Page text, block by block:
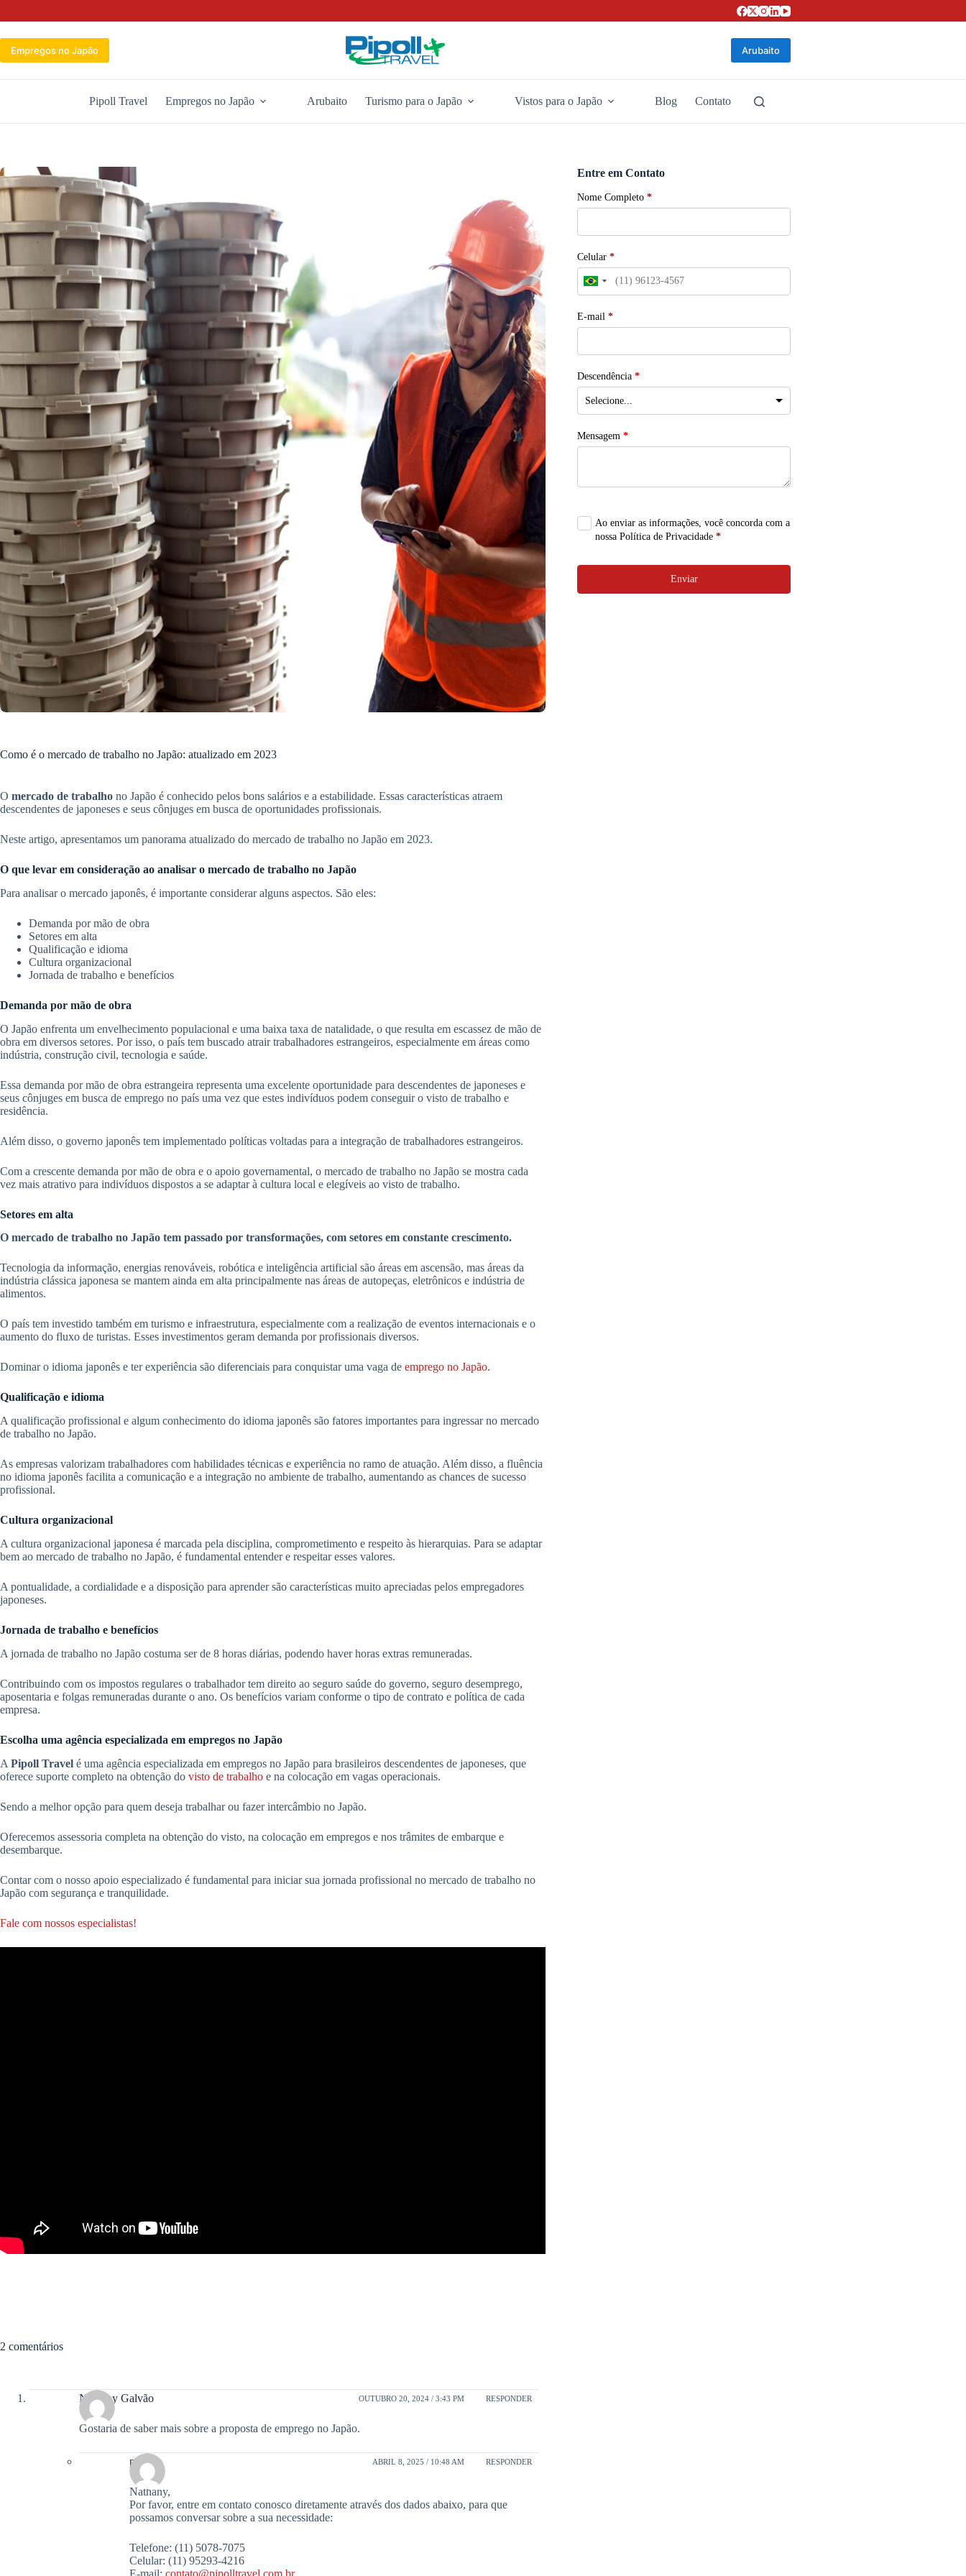
conteúdo
Empregos no Japão Arubaito
Pipoll Travel Empregos no Japão Arubaito Turismo para o Japão Vistos para o Japão Blog Contato
Como é o mercado de trabalho no Japão: atualizado em 2023
O mercado de trabalho no Japão é conhecido pelos bons salários e a estabilidade. Essas características atraem
descendentes de japoneses e seus cônjuges em busca de oportunidades profissionais.
Neste artigo, apresentamos um panorama atualizado do mercado de trabalho no Japão em 2023.
O que levar em consideração ao analisar o mercado de trabalho no Japão
Para analisar o mercado japonês, é importante considerar alguns aspectos. São eles:
Demanda por mão de obra
Setores em alta
Qualificação e idioma
Cultura organizacional
Jornada de trabalho e benefícios
Demanda por mão de obra
O Japão enfrenta um envelhecimento populacional e uma baixa taxa de natalidade, o que resulta em escassez de mão de
obra em diversos setores. Por isso, o país tem buscado atrair trabalhadores estrangeiros, especialmente em áreas como
indústria, construção civil, tecnologia e saúde.
Essa demanda por mão de obra estrangeira representa uma excelente oportunidade para descendentes de japoneses e
seus cônjuges em busca de emprego no país uma vez que estes indivíduos podem conseguir o visto de trabalho e
residência.
Além disso, o governo japonês tem implementado políticas voltadas para a integração de trabalhadores estrangeiros.
Com a crescente demanda por mão de obra e o apoio governamental, o mercado de trabalho no Japão se mostra cada
vez mais atrativo para indivíduos dispostos a se adaptar à cultura local e elegíveis ao visto de trabalho.
Setores em alta
O mercado de trabalho no Japão tem passado por transformações, com setores em constante crescimento.
Tecnologia da informação, energias renováveis, robótica e inteligência artificial são áreas em ascensão, mas áreas da
indústria clássica japonesa se mantem ainda em alta principalmente nas áreas de autopeças, eletrônicos e indústria de
alimentos.
O país tem investido também em turismo e infraestrutura, especialmente com a realização de eventos internacionais e o
aumento do fluxo de turistas. Esses investimentos geram demanda por profissionais diversos.
Dominar o idioma japonês e ter experiência são diferenciais para conquistar uma vaga de emprego no Japão.
Qualificação e idioma
A qualificação profissional e algum conhecimento do idioma japonês são fatores importantes para ingressar no mercado
de trabalho no Japão.
As empresas valorizam trabalhadores com habilidades técnicas e experiência no ramo de atuação. Além disso, a fluência
no idioma japonês facilita a comunicação e a integração no ambiente de trabalho, aumentando as chances de sucesso
profissional.
Cultura organizacional
A cultura organizacional japonesa é marcada pela disciplina, comprometimento e respeito às hierarquias. Para se adaptar
bem ao mercado de trabalho no Japão, é fundamental entender e respeitar esses valores.
A pontualidade, a cordialidade e a disposição para aprender são características muito apreciadas pelos empregadores
japoneses.
Jornada de trabalho e benefícios
A jornada de trabalho no Japão costuma ser de 8 horas diárias, podendo haver horas extras remuneradas.
Contribuindo com os impostos regulares o trabalhador tem direito ao seguro saúde do governo, seguro desemprego,
aposentaria e folgas remuneradas durante o ano. Os benefícios variam conforme o tipo de contrato e política de cada
empresa.
Escolha uma agência especializada em empregos no Japão
A Pipoll Travel é uma agência especializada em empregos no Japão para brasileiros descendentes de japoneses, que
oferece suporte completo na obtenção do visto de trabalho e na colocação em vagas operacionais.
Sendo a melhor opção para quem deseja trabalhar ou fazer intercâmbio no Japão.
Oferecemos assessoria completa na obtenção do visto, na colocação em empregos e nos trâmites de embarque e
desembarque.
Contar com o nosso apoio especializado é fundamental para iniciar sua jornada profissional no mercado de trabalho no
Japão com segurança e tranquilidade.
Fale com nossos especialistas!
Entre em Contato
Nome Completo *
Celular *
E-mail *
Descendência *
Mensagem *
Ao enviar as informações, você concorda com a
nossa Política de Privacidade *
Enviar
2 comentários
Nathany Galvão OUTUBRO 20, 2024 / 3:43 PM RESPONDER
Gostaria de saber mais sobre a proposta de emprego no Japão.
pipoll ABRIL 8, 2025 / 10:48 AM RESPONDER
Nathany,
Por favor, entre em contato conosco diretamente através dos dados abaixo, para que
possamos conversar sobre a sua necessidade:
Telefone: (11) 5078-7075
Celular: (11) 95293-4216
E-mail: contato@pipolltravel.com.br